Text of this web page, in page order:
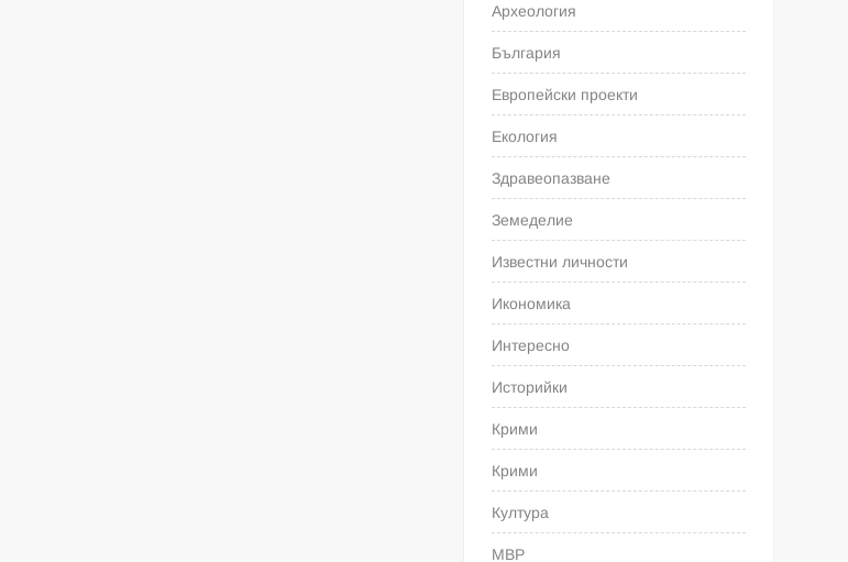
Археология
България
Европейски проекти
Екология
Здравеопазване
Земеделие
Известни личности
Икономика
Интересно
Историйки
Крими
Крими
Култура
МВР